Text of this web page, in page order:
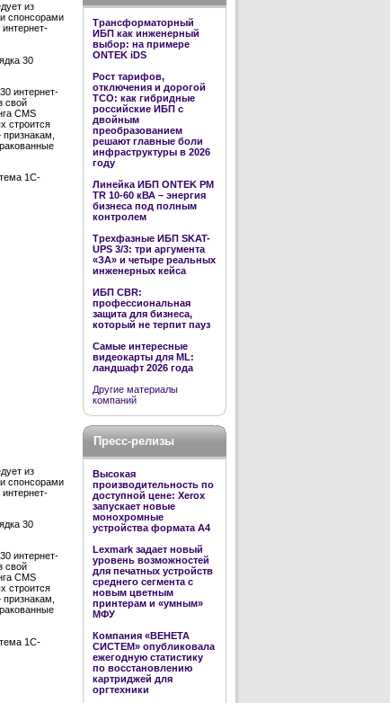
из
спонсорами
30
интернет-
свой
CMS
строится
1С-
из
спонсорами
30
интернет-
свой
CMS
строится
1С-
Трансформаторный
ИБП как инженерный
выбор: на примере
ONTEK iDS
Рост тарифов,
отключения и дорогой
TCO: как гибридные
российские ИБП с
двойным
преобразованием
решают главные боли
инфраструктуры в 2026
году
Линейка ИБП ONTEK PM
TR 10-60 кВА – энергия
бизнеса под полным
контролем
Трехфазные ИБП SKAT-
UPS 3/3: три аргумента
«ЗА» и четыре реальных
инженерных кейса
ИБП CBR:
профессиональная
защита для бизнеса,
который не терпит пауз
Самые интересные
видеокарты для ML:
ландшафт 2026 года
Другие материалы
компаний
Пресс-релизы
Высокая
производительность по
доступной цене: Xerox
запускает новые
монохромные
устройства формата А4
Lexmark задает новый
уровень возможностей
для печатных устройств
среднего сегмента с
новым цветным
принтерам и «умным»
МФУ
Компания «ВЕНЕТА
СИСТЕМ» опубликовала
ежегодную статистику
по восстановлению
картриджей для
оргтехники